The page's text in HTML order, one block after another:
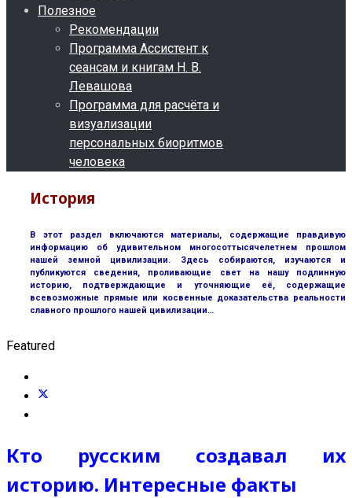
Полезное
Рекомендации
Программа Ассистент к
сеансам и книгам Н. В.
Левашова
Программа для расчёта и
визуализации
персональных биоритмов
человека
История
В этот раздел включаются материалы, содержащие правдивую
информацию об удивительном многосоттысячелетнем прошлом
нашей земной цивилизации. Здесь собираются, изучаются и
публикуются сведения, проливающие свет на нашу подлинную
историю, подтверждающие и уточняющие её, содержащие
всевозможные прямые или косвенные доказательства реальности
славного прошлого нашей цивилизации…
Featured
Кто русским создавал их
историю. Интересные факты